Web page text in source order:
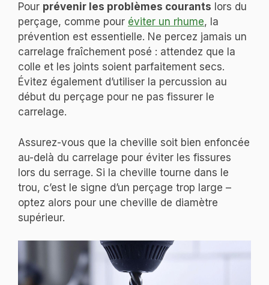
Pour prévenir les problèmes courants lors du
perçage, comme pour éviter un rhume, la
prévention est essentielle. Ne percez jamais un
carrelage fraîchement posé : attendez que la
colle et les joints soient parfaitement secs.
Évitez également d’utiliser la percussion au
début du perçage pour ne pas fissurer le
carrelage.
Assurez-vous que la cheville soit bien enfoncée
au-delà du carrelage pour éviter les fissures
lors du serrage. Si la cheville tourne dans le
trou, c’est le signe d’un perçage trop large –
optez alors pour une cheville de diamètre
supérieur.